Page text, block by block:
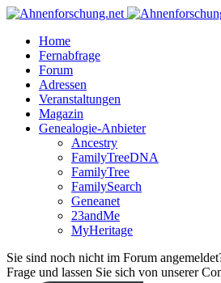
Home
Fernabfrage
Forum
Adressen
Veranstaltungen
Magazin
Genealogie-Anbieter
Ancestry
FamilyTreeDNA
FamilyTree
FamilySearch
Geneanet
23andMe
MyHeritage
Sie sind noch nicht im Forum
Frage und lassen Sie sich von unserer